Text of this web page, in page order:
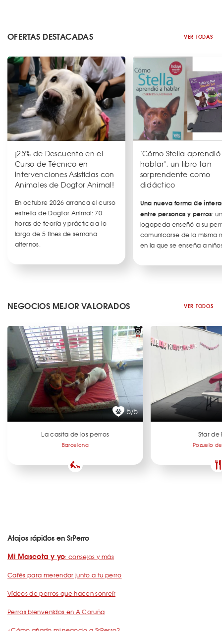
OFERTAS DESTACADAS VER TODAS
¡25% de Descuento en el
Curso de Técnico en
Intervenciones Asistidas con
Animales de Dogtor Animal!
En octubre 2026 arranca el curso
estrella de Dogtor Animal: 70
horas de teoría y práctica a lo
largo de 5 fines de semana
alternos.
"Cómo Stella
hablar", un libro tan
sorprendente como
didáctico
Una nueva forma de
entre personas y perros:
logopeda enseñó a su
comunicarse de la misma
en la que se enseña a
NEGOCIOS MEJOR VALORADOS VER TODOS
5/5
La casita de los perros
Barcelona
Star de
Pozuelo
Atajos rápidos en SrPerro
Mi Mascota y yo: consejos y más
Cafés para merendar junto a tu perro
Vídeos de perros que hacen sonreír
Perros bienvenidos en A Coruña